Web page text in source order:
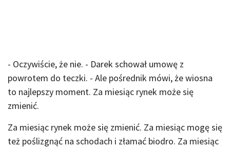
- Oczywiście, że nie. - Darek schował umowę z
powrotem do teczki. - Ale pośrednik mówi, że wiosna
to najlepszy moment. Za miesiąc rynek może się
zmienić.
Za miesiąc rynek może się zmienić. Za miesiąc mogę się
też poślizgnąć na schodach i złamać biodro. Za miesiąc